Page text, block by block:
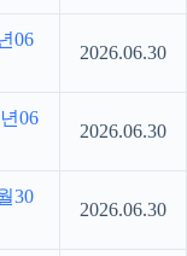
06
2026.06.30
06
2026.06.30
30
2026.06.30